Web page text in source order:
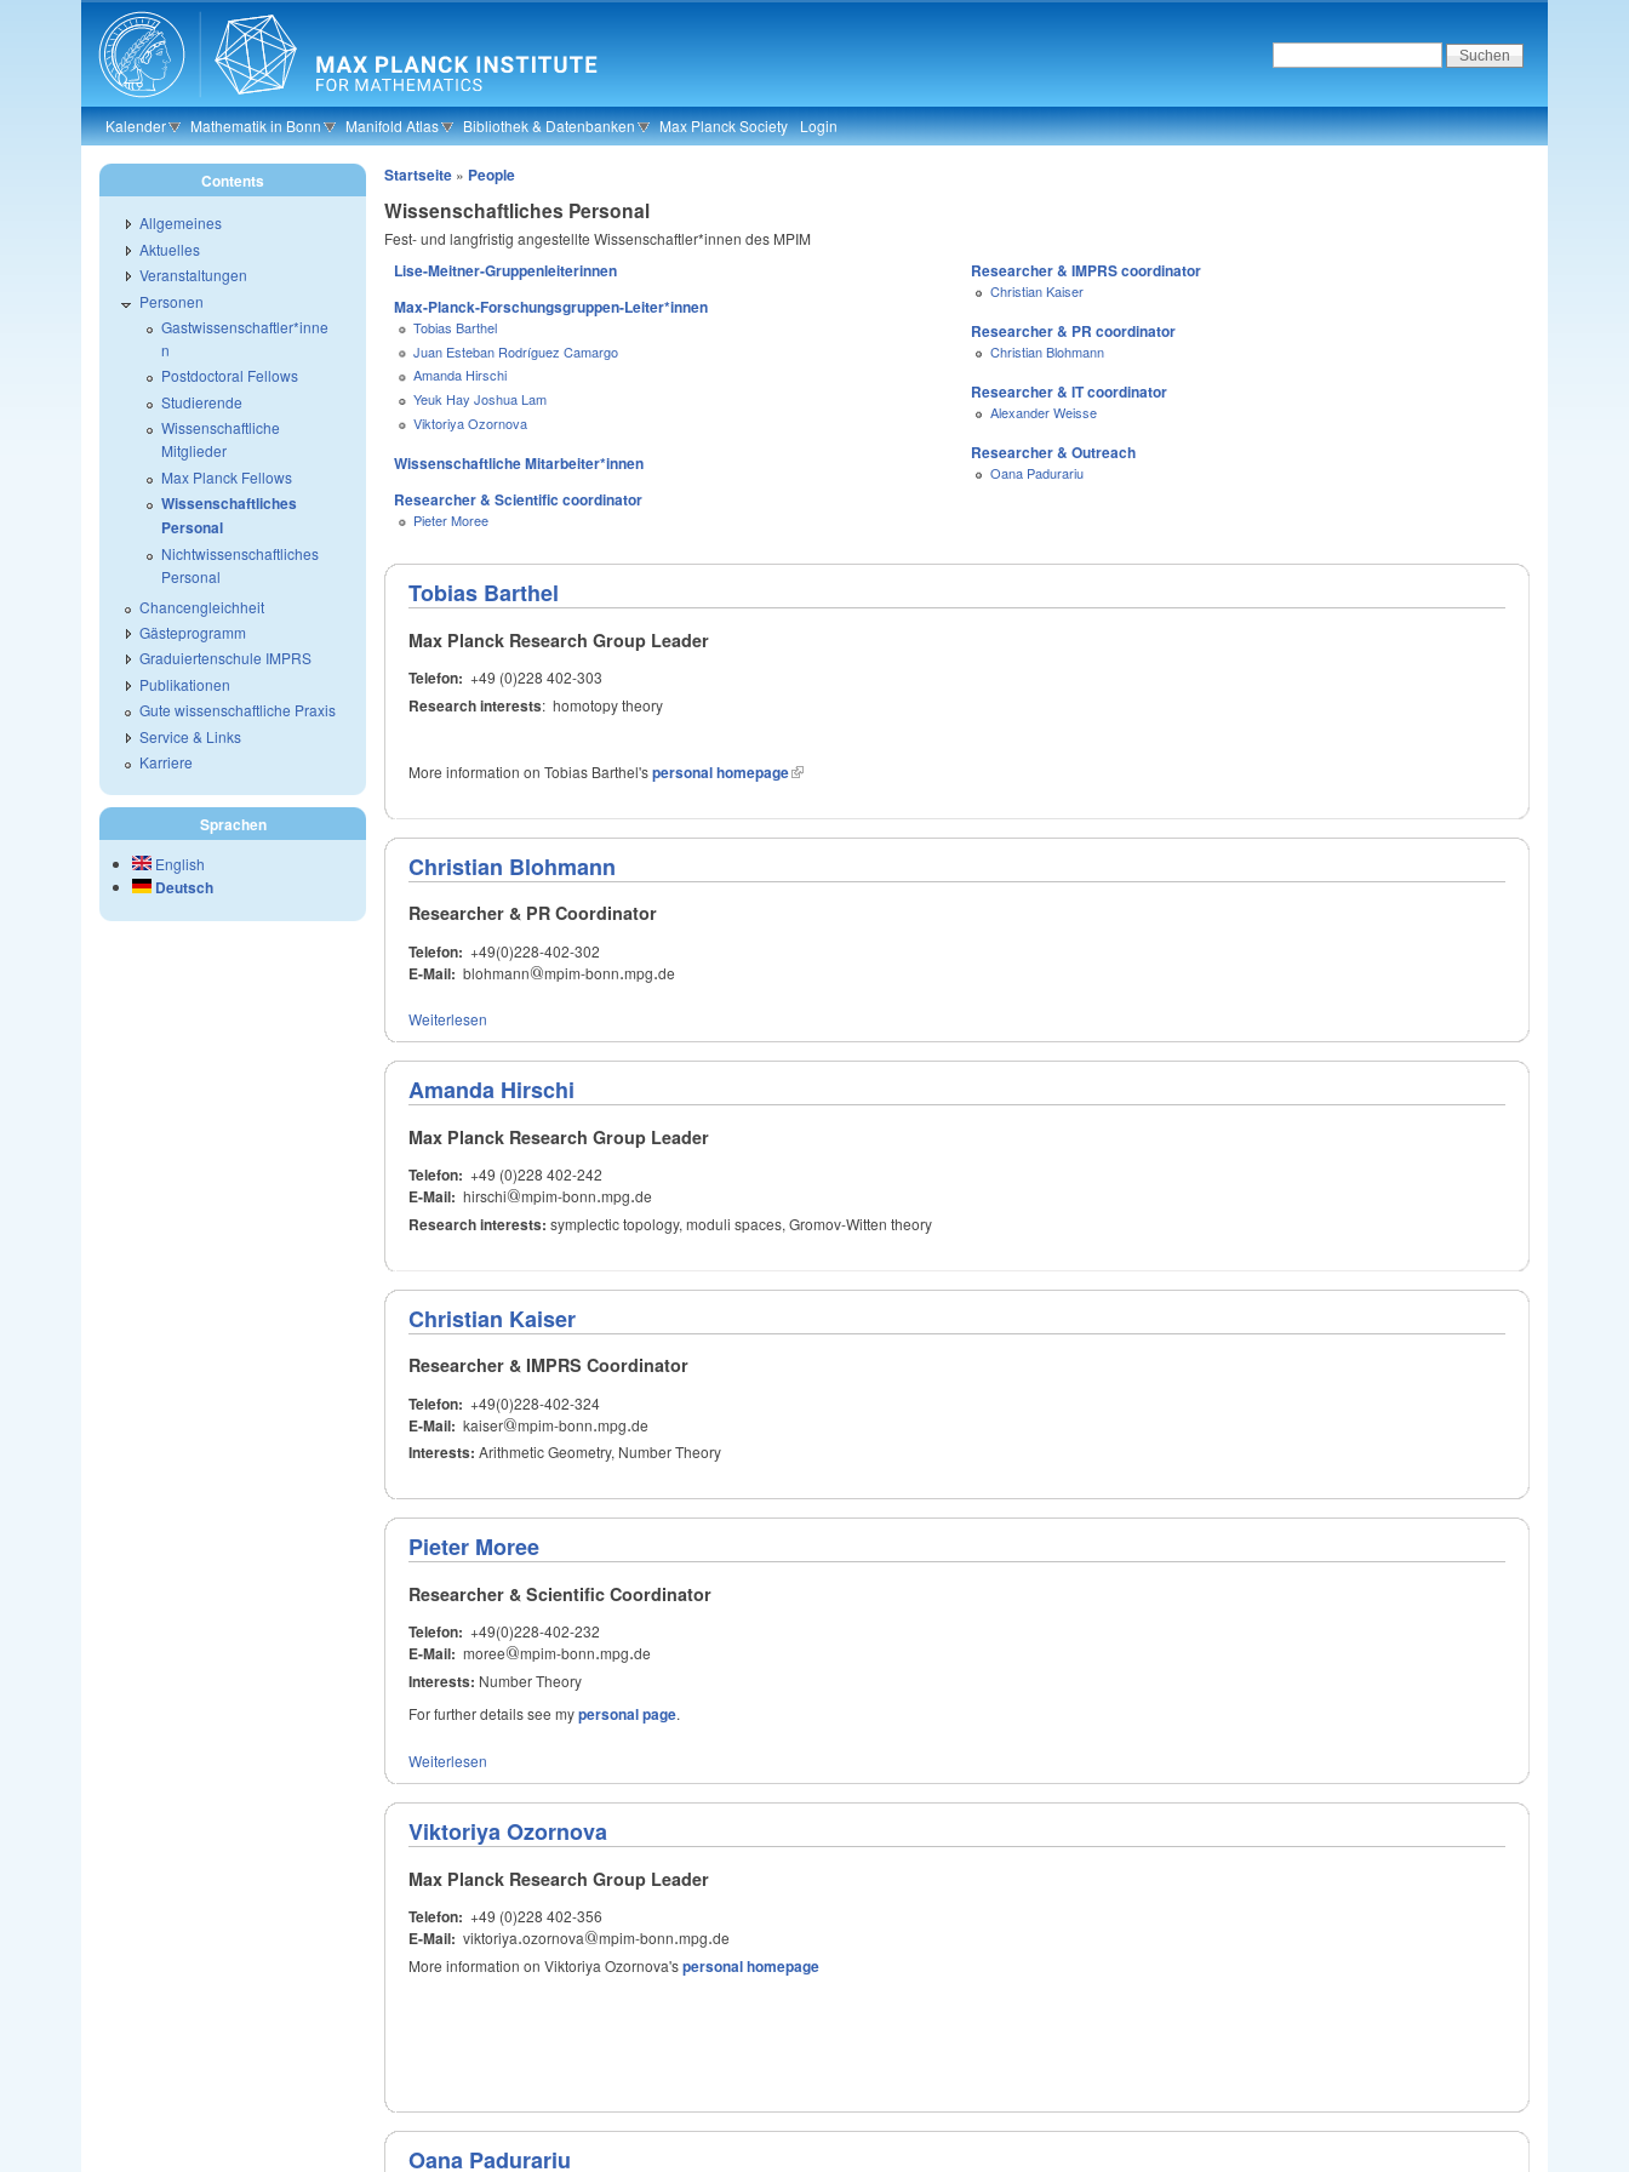
Kalender Mathematik in Bonn Manifold Atlas Bibliothek & Datenbanken Max Planck Society Login
Startseite » People
Wissenschaftliches Personal
Fest- und langfristig angestellte Wissenschaftler*innen des MPIM
Lise-Meitner-Gruppenleiterinnen
Max-Planck-Forschungsgruppen-Leiter*innen
Tobias Barthel
Juan Esteban Rodríguez Camargo
Amanda Hirschi
Yeuk Hay Joshua Lam
Viktoriya Ozornova
Wissenschaftliche Mitarbeiter*innen
Researcher & Scientific coordinator
Pieter Moree
Researcher & IMPRS coordinator
Christian Kaiser
Researcher & PR coordinator
Christian Blohmann
Researcher & IT coordinator
Alexander Weisse
Researcher & Outreach
Oana Padurariu
Tobias Barthel
Max Planck Research Group Leader
Telefon: +49 (0)228 402-303
Research interests: homotopy theory
More information on Tobias Barthel'spersonal homepage
Christian Blohmann
Researcher & PR Coordinator
Telefon: +49(0)228-402-302
E-Mail: blohmann@
@mpim-bonn..mpg..de
Weiterlesen
Amanda Hirschi
Max Planck Research Group Leader
Telefon: +49 (0)228 402-242
E-Mail: hirschi@
@mpim-bonn..mpg..de
Research interests:symplectic topology, moduli spaces, Gromov-Witten theory
Christian Kaiser
Researcher & IMPRS Coordinator
Telefon: +49(0)228-402-324
E-Mail: kaiser@
@mpim-bonn..mpg..de
Interests: Arithmetic Geometry, Number Theory
Pieter Moree
Researcher & Scientific Coordinator
Telefon: +49(0)228-402-232
E-Mail: moree@
@mpim-bonn..mpg..de
Interests: Number Theory
For further details see mypersonal page.
Weiterlesen
Viktoriya Ozornova
Max Planck Research Group Leader
Telefon: +49 (0)228 402-356
E-Mail: viktoriya..ozornova@
@mpim-bonn..mpg..de
More information on Viktoriya Ozornova'spersonal homepage
Oana Padurariu
Contents
Allgemeines
Aktuelles
Veranstaltungen
Personen
Gastwissenschaftler*inne
n
Postdoctoral Fellows
Studierende
Wissenschaftliche
Mitglieder
Max Planck Fellows
Wissenschaftliches
Personal
Nichtwissenschaftliches
Personal
Chancengleichheit
Gästeprogramm
Graduiertenschule IMPRS
Publikationen
Gute wissenschaftliche Praxis
Service & Links
Karriere
Sprachen
English
Deutsch